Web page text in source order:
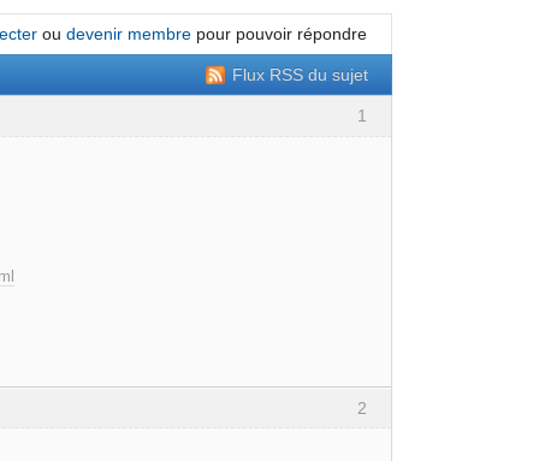
ou devenir membrepour pouvoir répondre
Flux RSS du sujet
1
2